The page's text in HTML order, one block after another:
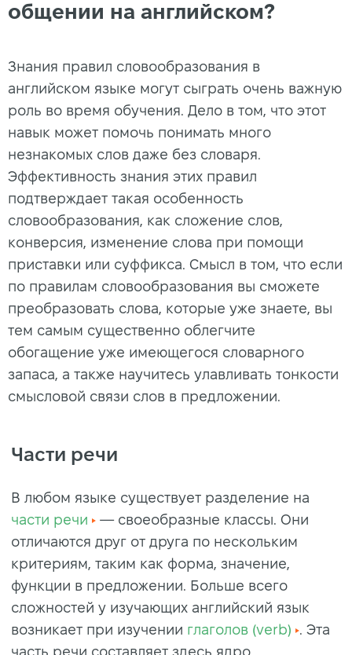
общении на английском?
Знания правил словообразования в
английском языке могут сыграть очень важную
роль во время обучения. Дело в том, что этот
навык может помочь понимать много
незнакомых слов даже без словаря.
Эффективность знания этих правил
подтверждает такая особенность
словообразования, как сложение слов,
конверсия, изменение слова при помощи
приставки или суффикса. Смысл в том, что если
по правилам словообразования вы сможете
преобразовать слова, которые уже знаете, вы
тем самым существенно облегчите
обогащение уже имеющегося словарного
запаса, а также научитесь улавливать тонкости
смысловой связи слов в предложении.
Части речи
В любом языке существует разделение на
части речи
— своеобразные классы. Они
отличаются друг от друга по нескольким
критериям, таким как форма, значение,
функции в предложении. Больше всего
сложностей у изучающих английский язык
возникает при изучении глаголов (verb)
. Эта
часть речи составляет здесь ядро